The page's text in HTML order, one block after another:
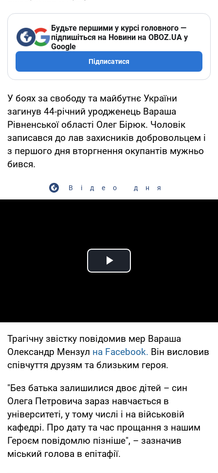
Будьте першими у курсі головного —
підпишіться на Новини на OBOZ.UA у
Google
Підписатися
У боях за свободу та майбутнє України
загинув 44-річний уродженець Вараша
Рівненської області Олег Бірюк. Чоловік
записався до лав захисників добровольцем і
з першого дня вторгнення окупантів мужньо
бився.
Відео дня
Play Video
Трагічну звістку повідомив мер Вараша
Олександр Мензул на Facebook. Він висловив
співчуття друзям та близьким героя.
"Без батька залишилися двоє дітей – син
Олега Петровича зараз навчається в
університеті, у тому числі і на військовій
кафедрі. Про дату та час прощання з нашим
Героєм повідомлю пізніше", – зазначив
міський голова в епітафії.